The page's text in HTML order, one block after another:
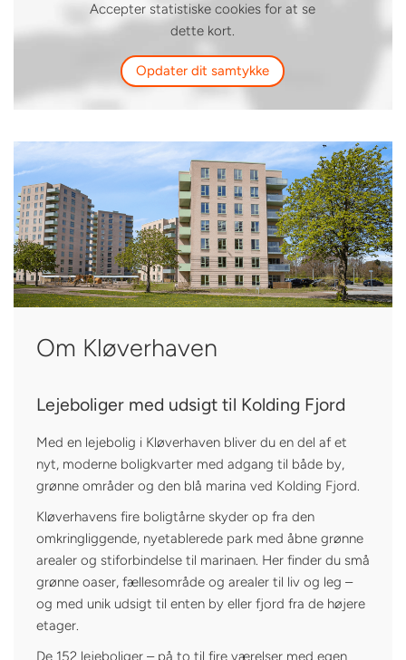
Accepter statistiske cookies for at se
dette kort.
Opdater dit samtykke
Om Kløverhaven
Lejeboliger med udsigt til Kolding Fjord
Med en lejebolig i Kløverhaven bliver du en del af et
nyt, moderne boligkvarter med adgang til både by,
grønne områder og den blå marina ved Kolding Fjord.
Kløverhavens fire boligtårne skyder op fra den
omkringliggende, nyetablerede park med åbne grønne
arealer og stiforbindelse til marinaen. Her finder du små
grønne oaser, fællesområde og arealer til liv og leg –
og med unik udsigt til enten by eller fjord fra de højere
etager.
De 152 lejeboliger – på to til fire værelser med egen